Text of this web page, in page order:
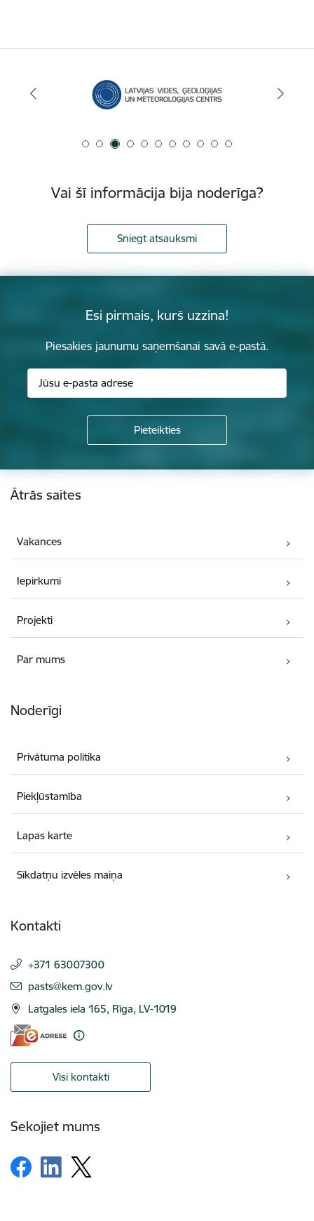
Vai šī informācija bija noderīga?
Sniegt atsauksmi
Esi pirmais, kurš uzzina!
Piesakies jaunumu saņemšanai savā e-pastā.
Kājene
Ātrās saites
Vakances
Iepirkumi
Projekti
Par mums
Noderīgi
Privātuma politika
Piekļūstamība
Lapas karte
Sīkdatņu izvēles maiņa
Kontakti
+371 63007300
E-pasts:
pasts@kem.gov.lv
Latgales iela 165, Rīga, LV-1019
Visi kontakti
Sekojiet mums